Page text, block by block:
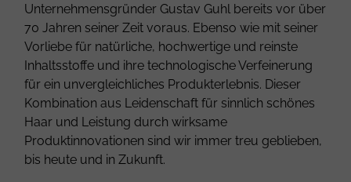
Unternehmensgründer Gustav Guhl bereits vor über
70 Jahren seiner Zeit voraus. Ebenso wie mit seiner
Vorliebe für natürliche, hochwertige und reinste
Inhaltsstoffe und ihre technologische Verfeinerung
für ein unvergleichliches Produkterlebnis. Dieser
Kombination aus Leidenschaft für sinnlich schönes
Haar und Leistung durch wirksame
Produktinnovationen sind wir immer treu geblieben,
bis heute und in Zukunft.